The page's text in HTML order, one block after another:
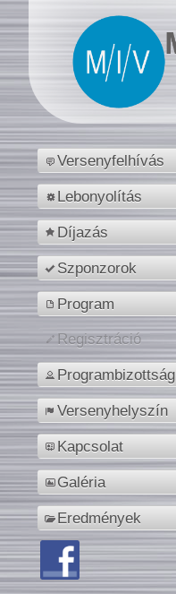
Versenyfelhívás
Lebonyolítás
Díjazás
Szponzorok
Program
Regisztráció
Programbizottság
Versenyhelyszín
Kapcsolat
Galéria
Eredmények